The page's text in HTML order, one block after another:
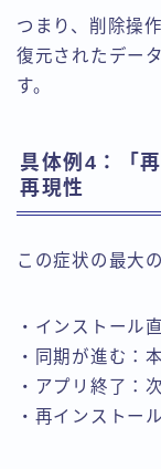
つまり、削除操
復元されたデー
す。
具体例4：「
再現性
この症状の最大
・インストール
・同期が進む：
・アプリ終了：
・再インストー